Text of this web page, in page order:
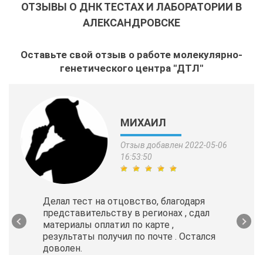
ОТЗЫВЫ О ДНК ТЕСТАХ И ЛАБОРАТОРИИ В
АЛЕКСАНДРОВСКЕ
Оставьте свой отзыв о работе молекулярно-
генетического центра "ДТЛ"
МИХАИЛ
Отзыв добавлен 2022-05-06
16:53:50
Делал тест на отцовство, благодаря
представительству в регионах , сдал
материалы оплатил по карте ,
результаты получил по почте . Остался
доволен.